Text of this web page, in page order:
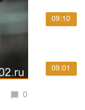
0
09:10
09:01